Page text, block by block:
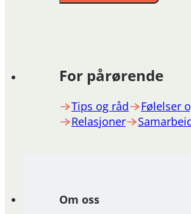
For pårørende
Tips og råd Følelser
Relasjoner
Om oss